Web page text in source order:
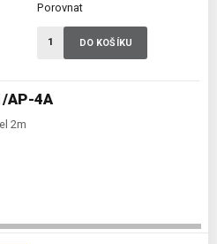
AP-4A
2m
Porovnat
DO KOŠÍKU